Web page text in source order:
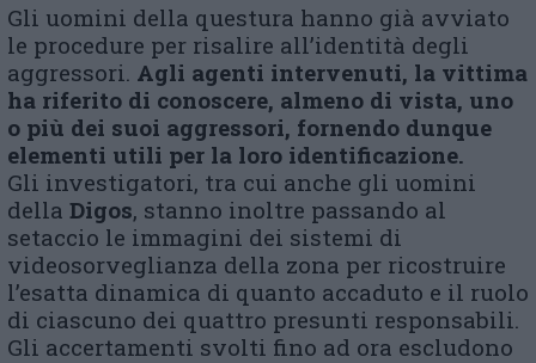
Gli uomini della questura hanno già avviato
le procedure per risalire all’identità degli
aggressori. Agli agenti intervenuti, la vittima
ha riferito di conoscere, almeno di vista, uno
o più dei suoi aggressori, fornendo dunque
elementi utili per la loro identificazione.
Gli investigatori, tra cui anche gli uomini
della Digos, stanno inoltre passando al
setaccio le immagini dei sistemi di
videosorveglianza della zona per ricostruire
l’esatta dinamica di quanto accaduto e il ruolo
di ciascuno dei quattro presunti responsabili.
Gli accertamenti svolti fino ad ora escludono